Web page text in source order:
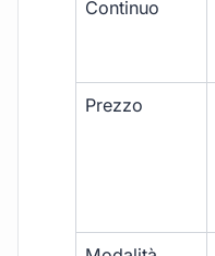
Continuo
Prezzo